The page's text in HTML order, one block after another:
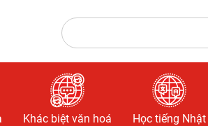
Khác biệt văn hoá Học tiếng Nhật